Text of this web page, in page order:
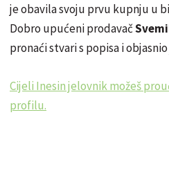
je obavila svoju prvu kupnju u
Dobro upućeni prodavač
pronaći stvari s popisa i
Cijeli Inesin jelovnik možeš
profilu.